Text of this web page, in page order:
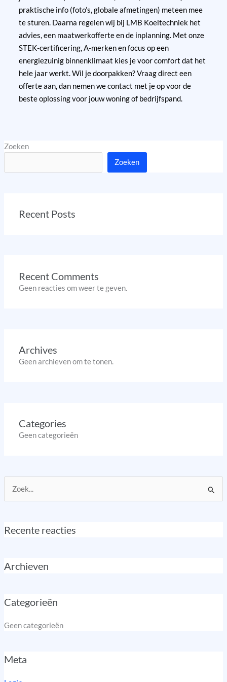
praktische info (foto’s, globale afmetingen) meteen mee
te sturen. Daarna regelen wij bij LMB Koeltechniek het
advies, een maatwerkofferte en de inplanning. Met onze
STEK-certificering, A-merken en focus op een
energiezuinig binnenklimaat kies je voor comfort dat het
hele jaar werkt. Wil je doorpakken? Vraag direct een
offerte aan, dan nemen we contact met je op voor de
beste oplossing voor jouw woning of bedrijfspand.
Zoeken
Zoeken
Recent Posts
Recent Comments
Geen reacties om weer te geven.
Archives
Geen archieven om te tonen.
Categories
Geen categorieën
Zoek
naar:
Recente reacties
Archieven
Categorieën
Geen categorieën
Meta